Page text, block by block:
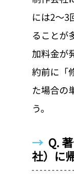
には2〜3
ることが
加料金が
約前に「
た場合の
う。
→ Q.
社）に